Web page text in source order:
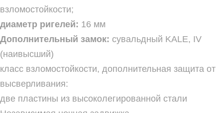
взломостойкости;
диаметр ригелей: 16 мм
Дополнительный замок: сувальдный KALE, IV
(наивысший)
класс взломостойкости, дополнительная защита от
высверливания:
две пластины из высоколегированной стали